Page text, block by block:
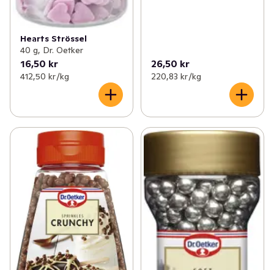
Hearts Strössel
40 g, Dr. Oetker
16,50 kr
412,50 kr /kg
26,50 kr
220,83 kr /kg